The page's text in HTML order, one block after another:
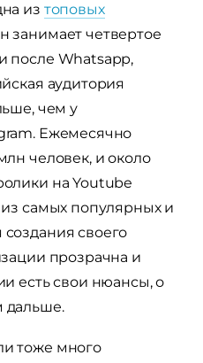
из топовых
занимает четвертое
после Whatsapp,
аудитория
чем у
Ежемесячно
человек, и около
на Youtube
самых популярных и
своего
прозрачна и
есть свои нюансы, о
дальше.
тоже много